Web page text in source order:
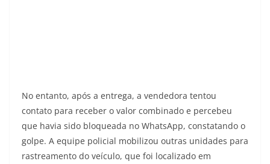
No entanto, após a entrega, a vendedora tentou
contato para receber o valor combinado e percebeu
que havia sido bloqueada no WhatsApp, constatando o
golpe. A equipe policial mobilizou outras unidades para
rastreamento do veículo, que foi localizado em